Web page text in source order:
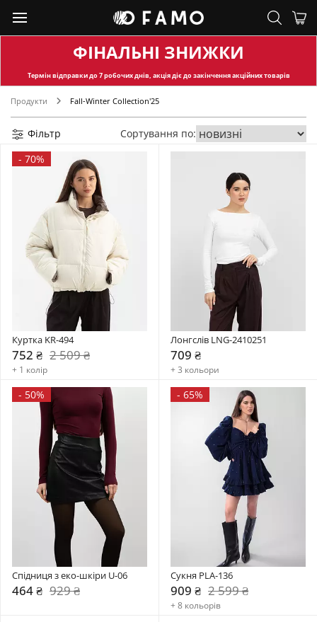
ФІНАЛЬНІ ЗНИЖКИ
Термін відправкидо 7 робочих днів, акція діє до закінчення акційних товарів
Продукти Fall-Winter Collection'25
Фільтр
Сортування по:
- 70%
Куртка KR-494
752 ₴ 2 509 ₴
+ 1 колір
Лонгслів LNG-2410251
709 ₴
+ 3 кольори
- 50%
Спідниця з еко-шкіри U-06
464 ₴ 929 ₴
- 65%
Сукня PLA-136
909 ₴ 2 599 ₴
+ 8 кольорів